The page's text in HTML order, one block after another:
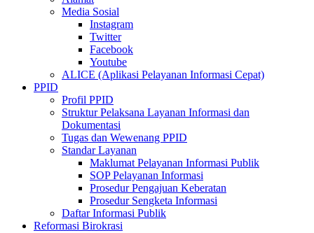
Media Sosial
Instagram
Twitter
Facebook
Youtube
ALICE (Aplikasi Pelayanan Informasi Cepat)
PPID
Profil PPID
Struktur Pelaksana Layanan Informasi dan
Dokumentasi
Tugas dan Wewenang PPID
Standar Layanan
Maklumat Pelayanan Informasi Publik
SOP Pelayanan Informasi
Prosedur Pengajuan Keberatan
Prosedur Sengketa Informasi
Daftar Informasi Publik
Reformasi Birokrasi